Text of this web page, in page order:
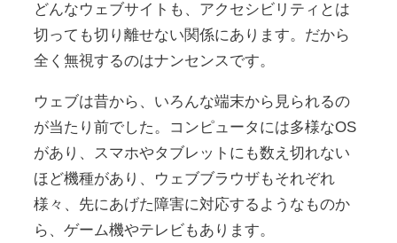
どんなウェブサイトも、アクセシビリティとは
切っても切り離せない関係にあります。だから
全く無視するのはナンセンスです。
ウェブは昔から、いろんな端末から見られるの
が当たり前でした。コンピュータには多様なOS
があり、スマホやタブレットにも数え切れない
ほど機種があり、ウェブブラウザもそれぞれ
様々、先にあげた障害に対応するようなものか
ら、ゲーム機やテレビもあります。